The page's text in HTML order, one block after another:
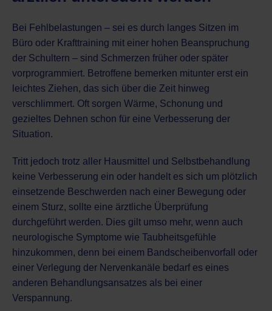
Bei Fehlbelastungen – sei es durch langes Sitzen im
Büro oder Krafttraining mit einer hohen Beanspruchung
der Schultern – sind Schmerzen früher oder später
vorprogrammiert. Betroffene bemerken mitunter erst ein
leichtes Ziehen, das sich über die Zeit hinweg
verschlimmert. Oft sorgen Wärme, Schonung und
gezieltes Dehnen schon für eine Verbesserung der
Situation.
Tritt jedoch trotz aller Hausmittel und Selbstbehandlung
keine Verbesserung ein oder handelt es sich um plötzlich
einsetzende Beschwerden nach einer Bewegung oder
einem Sturz, sollte eine ärztliche Überprüfung
durchgeführt werden. Dies gilt umso mehr, wenn auch
neurologische Symptome wie Taubheitsgefühle
hinzukommen, denn bei einem Bandscheibenvorfall oder
einer Verlegung der Nervenkanäle bedarf es eines
anderen Behandlungsansatzes als bei einer
Verspannung.